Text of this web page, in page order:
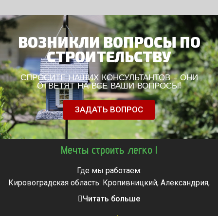
ВОЗНИКЛИ ВОПРОСЫ ПО
СТРОИТЕЛЬСТВУ
СПРОСИТЕ НАШИХ КОНСУЛЬТАНТОВ - ОНИ
ОТВЕТЯТ НА ВСЕ ВАШИ ВОПРОСЫ!
ЗАДАТЬ ВОПРОС
Мечты строить легко !
Где мы работаем:
Кировоградская область: Кропивницкий, Александрия,
Знаменка, Долинская, Новоархангельск, Светловодск
Читать больше